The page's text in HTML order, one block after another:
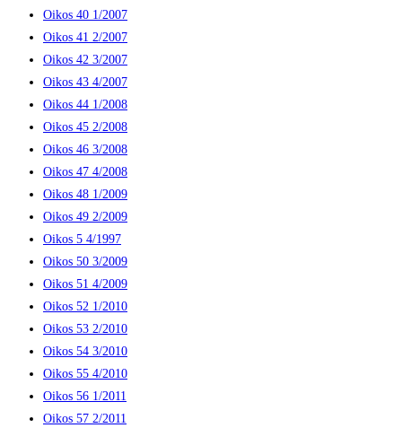
Oikos 40 1/2007
Oikos 41 2/2007
Oikos 42 3/2007
Oikos 43 4/2007
Oikos 44 1/2008
Oikos 45 2/2008
Oikos 46 3/2008
Oikos 47 4/2008
Oikos 48 1/2009
Oikos 49 2/2009
Oikos 5 4/1997
Oikos 50 3/2009
Oikos 51 4/2009
Oikos 52 1/2010
Oikos 53 2/2010
Oikos 54 3/2010
Oikos 55 4/2010
Oikos 56 1/2011
Oikos 57 2/2011